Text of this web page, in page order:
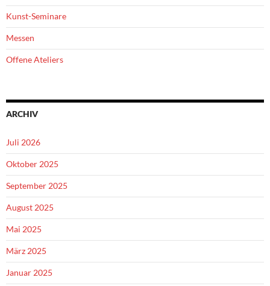
Kunst-Seminare
Messen
Offene Ateliers
ARCHIV
Juli 2026
Oktober 2025
September 2025
August 2025
Mai 2025
März 2025
Januar 2025